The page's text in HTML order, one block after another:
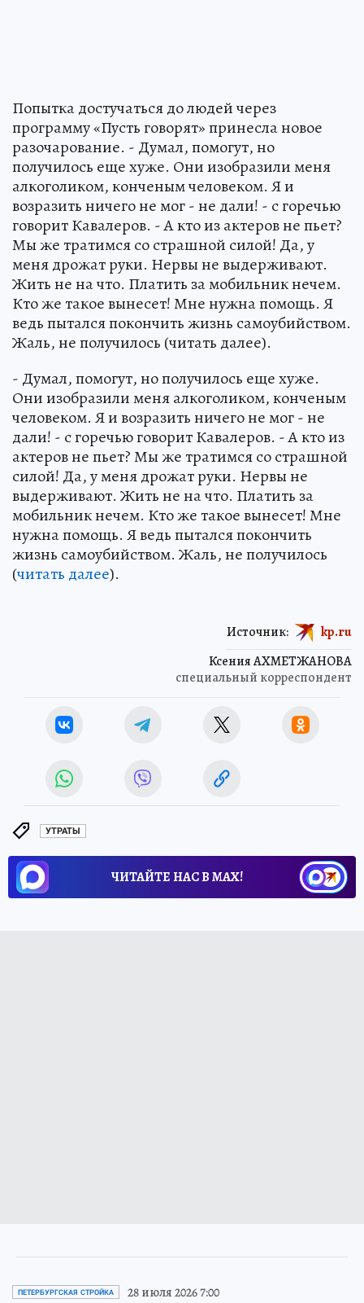
Попытка достучаться до людей через
программу «Пусть говорят» принесла новое
разочарование. - Думал, помогут, но
получилось еще хуже. Они изобразили меня
алкоголиком, конченым человеком. Я и
возразить ничего не мог - не дали! - с горечью
говорит Кавалеров. - А кто из актеров не пьет?
Мы же тратимся со страшной силой! Да, у
меня дрожат руки. Нервы не выдерживают.
Жить не на что. Платить за мобильник нечем.
Кто же такое вынесет! Мне нужна помощь. Я
ведь пытался покончить жизнь самоубийством.
Жаль, не получилось (читать далее).
- Думал, помогут, но получилось еще хуже.
Они изобразили меня алкоголиком, конченым
человеком. Я и возразить ничего не мог - не
дали! - с горечью говорит Кавалеров. - А кто из
актеров не пьет? Мы же тратимся со страшной
силой! Да, у меня дрожат руки. Нервы не
выдерживают. Жить не на что. Платить за
мобильник нечем. Кто же такое вынесет! Мне
нужна помощь. Я ведь пытался покончить
жизнь самоубийством. Жаль, не получилось
(читать далее).
Ксения АХМЕТЖАНОВА
специальный корреспондент
Источник: kp.ru
УТРАТЫ
ЧИТАЙТЕ НАС В МАХ!
ПЕТЕРБУРГСКАЯ СТРОЙКА 28 июля 2026 7:00